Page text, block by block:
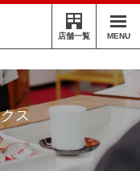
MENU
店舗一覧
ス